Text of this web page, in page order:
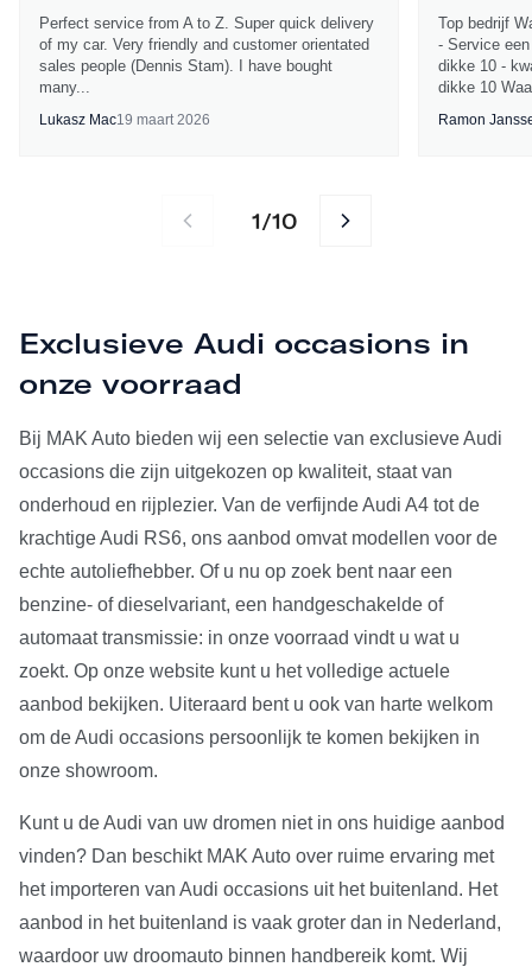
Perfect service from A to Z. Super quick delivery
of my car. Very friendly and customer orientated
sales people (Dennis Stam). I have bought
many...
Lukasz Mac19 maart 2026
Top bedrijf
- Service
dikke 10 -
dikke 10
Ramon
1/10
Exclusieve Audi occasions in
onze voorraad
Bij MAK Auto bieden wij een selectie van exclusieve Audi
occasions die zijn uitgekozen op kwaliteit, staat van
onderhoud en rijplezier. Van de verfijnde Audi A4 tot de
krachtige Audi RS6, ons aanbod omvat modellen voor de
echte autoliefhebber. Of u nu op zoek bent naar een
benzine- of dieselvariant, een handgeschakelde of
automaat transmissie: in onze voorraad vindt u wat u
zoekt. Op onze website kunt u het volledige actuele
aanbod bekijken. Uiteraard bent u ook van harte welkom
om de Audi occasions persoonlijk te komen bekijken in
onze showroom.
Kunt u de Audi van uw dromen niet in ons huidige aanbod
vinden? Dan beschikt MAK Auto over ruime ervaring met
het importeren van Audi occasions uit het buitenland. Het
aanbod in het buitenland is vaak groter dan in Nederland,
waardoor uw droomauto binnen handbereik komt. Wij